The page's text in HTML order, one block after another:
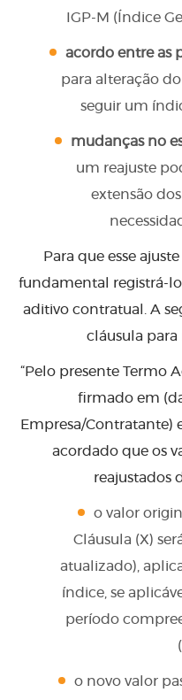
IGP-M (Índice
acordo entre as
para alteração
seguir um
mudanças no
um reajuste
extensão
Para que esse
fundamental registrá-
aditivo contratual. A
cláusula para
“Pelo presente Termo
firmado em
Empresa/Contratante)
acordado que os
reajustados
o valor
Cláusula (X)
atualizado),
índice, se
período
o novo valor